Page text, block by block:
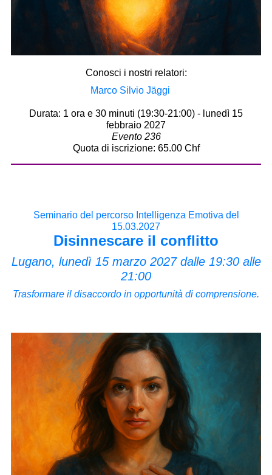
Conosci i nostri relatori:
Marco Silvio Jäggi
Durata: 1 ora e 30 minuti (19:30-21:00) - lunedì 15
febbraio 2027
Evento 236
Quota di iscrizione: 65.00 Chf
Seminario del percorso Intelligenza Emotiva del
15.03.2027
Disinnescare il conflitto
Lugano, lunedì 15 marzo 2027 dalle 19:30 alle
21:00
Trasformare il disaccordo in opportunità di comprensione.